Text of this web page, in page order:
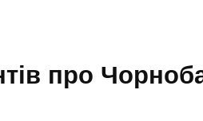
про